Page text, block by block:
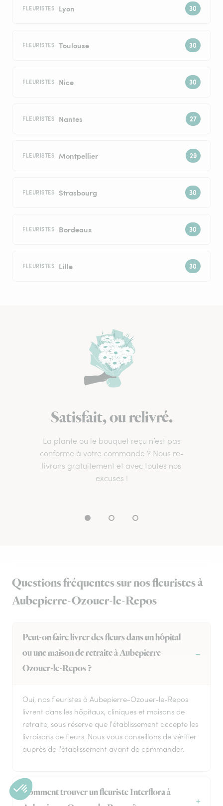
FLEURISTES Lyon
FLEURISTES Toulouse
FLEURISTES Nice
FLEURISTES Nantes
FLEURISTES Montpellier
FLEURISTES Strasbourg
FLEURISTES Bordeaux
FLEURISTES Lille
Satisfait, ou relivré.
La plante ou le bouquet reçu n’est pas
conforme à votre commande ? Nous re-
livrons gratuitement et avec toutes nos
excuses !
Questions fréquentes sur nos fleuristes à
Aubepierre-Ozouer-le-Repos
Peut-on faire livrer des fleurs dans un hôpital
ou une maison de retraite à Aubepierre-
Ozouer-le-Repos ?
Oui, nos fleuristes à Aubepierre-Ozouer-le-Repos
livrent dans les hôpitaux, cliniques et maisons de
retraite, sous réserve que l'établissement accepte les
livraisons de fleurs. Nous vous conseillons de vérifier
auprès de l'établissement avant de commander.
Comment trouver un fleuriste Interflora à